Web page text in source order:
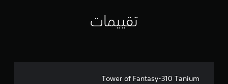
تقييمات
Tower of Fantasy-310 Tanium